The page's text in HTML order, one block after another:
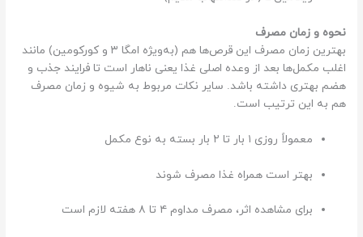
نحوه و زمان مصرف
بهترین زمان مصرف این قرص‌ها هم (به‌ویژه امگا ۳ و کورکومین) مانند
اغلب مکمل‌ها بعد از وعده اصلی غذا یعنی ناهار است تا فرایند جذب و
هضم بهتری داشته باشد. سایر نکات مربوط به شیوه و زمان مصرف
هم به این ترتیب است.
معمولاً روزی ۱ بار تا ۲ بار بسته به نوع مکمل
بهتر است همراه غذا مصرف شوند
برای مشاهده اثر، مصرف مداوم ۴ تا ۸ هفته لازم است